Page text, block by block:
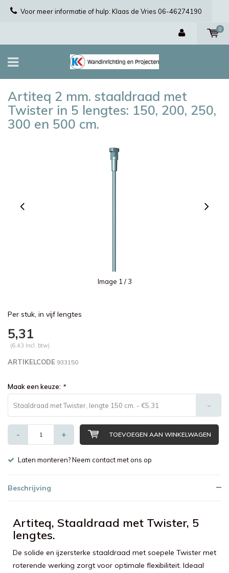
Voor meer informatie of hulp: Klaas de Vries 06-46274190
0
Artiteq 2 mm. staaldraad met
Twister in 5 lengtes: 150, 200, 250,
300 en 500 cm.
Image 1 / 3
Per stuk, in vijf lengtes
5,31
(6,43 Incl. btw)
ARTIKELCODE 933150
Maak een keuze: *
Staaldraad met Twister, lengte 150 cm. - €5,31
- + TOEVOEGEN AAN WINKELWAGEN
Laten monteren? Neem contact met ons op
Beschrijving
Artiteq, Staaldraad met Twister, 5
lengtes.
De solide en ijzersterke staaldraad met soepele Twister met
roterende werking zorgt voor optimale flexibiliteit. Ideaal